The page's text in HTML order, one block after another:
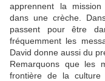
apprennent la
dans une crèche.
passent pour être
fréquemment les
David donne aussi du
Remarquons que les
frontière de la